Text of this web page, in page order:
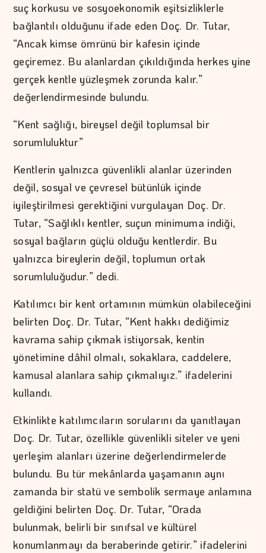
suç korkusu ve sosyoekonomik eşitsizliklerle
bağlantılı olduğunu ifade eden Doç. Dr. Tutar,
“Ancak kimse ömrünü bir kafesin içinde
geçiremez. Bu alanlardan çıkıldığında herkes yine
gerçek kentle yüzleşmek zorunda kalır.”
değerlendirmesinde bulundu.
“Kent sağlığı, bireysel değil toplumsal bir
sorumluluktur”
Kentlerin yalnızca güvenlikli alanlar üzerinden
değil, sosyal ve çevresel bütünlük içinde
iyileştirilmesi gerektiğini vurgulayan Doç. Dr.
Tutar, “Sağlıklı kentler, suçun minimuma indiği,
sosyal bağların güçlü olduğu kentlerdir. Bu
yalnızca bireylerin değil, toplumun ortak
sorumluluğudur.” dedi.
Katılımcı bir kent ortamının mümkün olabileceğini
belirten Doç. Dr. Tutar, “Kent hakkı dediğimiz
kavrama sahip çıkmak istiyorsak, kentin
yönetimine dâhil olmalı, sokaklara, caddelere,
kamusal alanlara sahip çıkmalıyız.” ifadelerini
kullandı.
Etkinlikte katılımcıların sorularını da yanıtlayan
Doç. Dr. Tutar, özellikle güvenlikli siteler ve yeni
yerleşim alanları üzerine değerlendirmelerde
bulundu. Bu tür mekânlarda yaşamanın aynı
zamanda bir statü ve sembolik sermaye anlamına
geldiğini belirten Doç. Dr. Tutar, “Orada
bulunmak, belirli bir sınıfsal ve kültürel
konumlanmayı da beraberinde getirir.” ifadelerini